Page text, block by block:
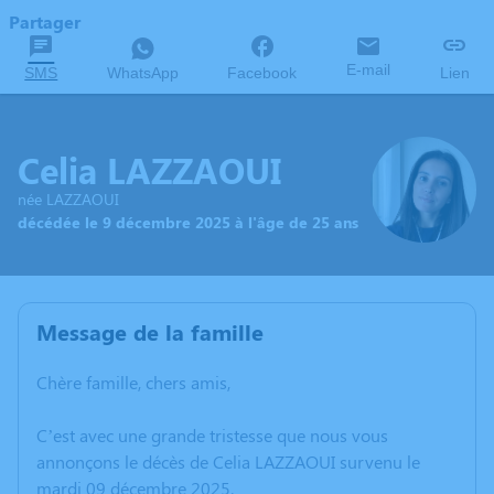
Partager
SMS WhatsApp Facebook E-mail Lien
Celia LAZZAOUI
née LAZZAOUI
décédée le 9 décembre 2025 à l'âge de 25 ans
Message de la famille
Chère famille, chers amis,
C’est avec une grande tristesse que nous vous
annonçons le décès de Celia LAZZAOUI survenu le
mardi 09 décembre 2025.